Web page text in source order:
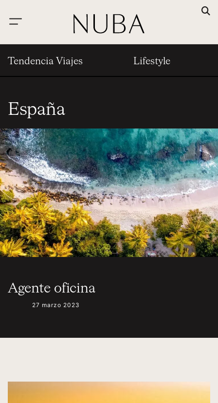
Tendencia Viajes Lifestyle
España
Agente oficina
27 marzo 2023